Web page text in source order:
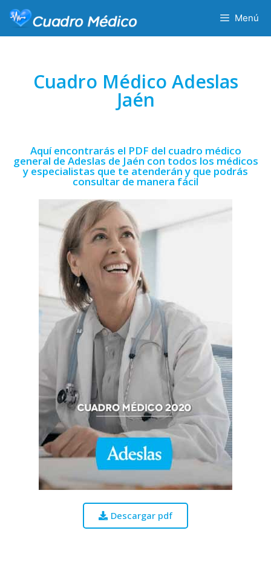
Menú
Cuadro Médico Adeslas
Jaén
Aquí encontrarás el PDF del cuadro médico
general de Adeslas de Jaén con todos los médicos
y especialistas que te atenderán y que podrás
consultar de manera fácil
Descargar pdf